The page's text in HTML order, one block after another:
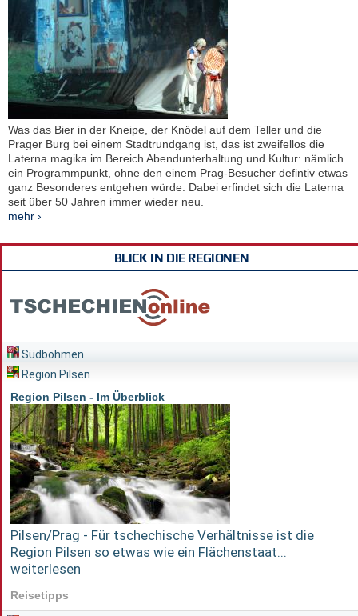
Was das Bier in der Kneipe, der Knödel auf dem Teller und die
Prager Burg bei einem Stadtrundgang ist, das ist zweifellos die
Laterna magika im Bereich Abendunterhaltung und Kultur: nämlich
ein Programmpunkt, ohne den einem Prag-Besucher defintiv etwas
ganz Besonderes entgehen würde. Dabei erfindet sich die Laterna
seit über 50 Jahren immer wieder neu.
mehr ›
BLICK IN DIE REGIONEN
Südböhmen
Region Pilsen
Region Pilsen - Im Überblick
Pilsen/Prag - Für tschechische Verhältnisse ist die
Region Pilsen so etwas wie ein Flächenstaat...
weiterlesen
Reisetipps